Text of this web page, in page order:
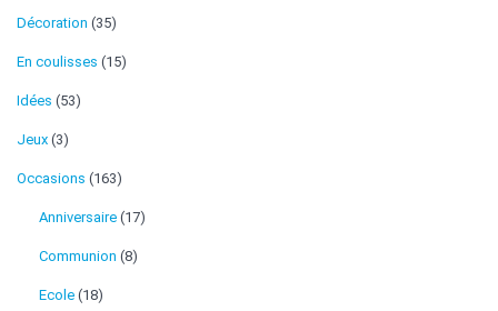
Décoration (35)
En coulisses (15)
Idées (53)
Jeux (3)
Occasions (163)
Anniversaire (17)
Communion (8)
Ecole (18)